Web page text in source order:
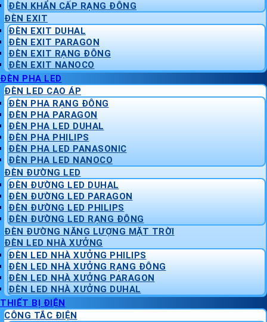
ĐÈN KHẨN CẤP RẠNG ĐÔNG
ĐÈN EXIT
ĐÈN EXIT DUHAL
ĐÈN EXIT PARAGON
ĐÈN EXIT RẠNG ĐÔNG
ĐÈN EXIT NANOCO
ĐÈN PHA LED
ĐÈN LED CAO ÁP
ĐÈN PHA RẠNG ĐÔNG
ĐÈN PHA PARAGON
ĐÈN PHA LED DUHAL
ĐÈN PHA PHILIPS
ĐÈN PHA LED PANASONIC
ĐÈN PHA LED NANOCO
ĐÈN ĐƯỜNG LED
ĐÈN ĐƯỜNG LED DUHAL
ĐÈN ĐƯỜNG LED PARAGON
ĐÈN ĐƯỜNG LED PHILIPS
ĐÈN ĐƯỜNG LED RẠNG ĐÔNG
ĐÈN ĐƯỜNG NĂNG LƯỢNG MẶT TRỜI
ĐÈN LED NHÀ XƯỞNG
ĐÈN LED NHÀ XƯỞNG PHILIPS
ĐÈN LED NHÀ XƯỞNG RẠNG ĐÔNG
ĐÈN LED NHÀ XƯỞNG PARAGON
ĐÈN LED NHÀ XƯỞNG DUHAL
THIẾT BỊ ĐIỆN
CÔNG TẮC ĐIỆN